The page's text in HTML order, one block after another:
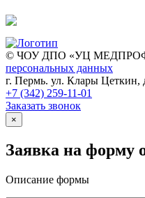
© ЧОУ ДПО «УЦ
персональных данных
г. Пермь. ул. Клары Цеткин,
+7 (342) 259-11-01
Заказать звонок
×
Заявка на форму
Описание формы